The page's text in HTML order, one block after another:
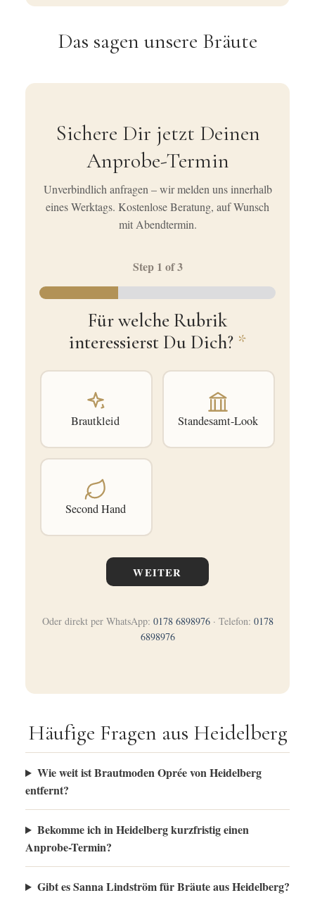
Das sagen unsere Bräute
Sichere Dir jetzt Deinen
Anprobe-Termin
Unverbindlich anfragen – wir melden uns innerhalb
eines Werktags. Kostenlose Beratung, auf Wunsch
mit Abendtermin.
Step 1 of 3
Für welche Rubrik
interessierst Du Dich? *
Brautkleid Standesamt-Look
Second Hand
WEITER
Oder direkt per WhatsApp: 0178 6898976· Telefon: 0178
6898976
Häufige Fragen aus Heidelberg
Wie weit ist Brautmoden Oprée von Heidelberg
entfernt?
Bekomme ich in Heidelberg kurzfristig einen
Anprobe-Termin?
Gibt es Sanna Lindström für Bräute aus Heidelberg?